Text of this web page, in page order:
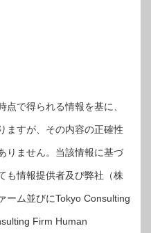
で得られる情報を基に、
ますが、その内容の正確性
りません。当該情報に基づ
も情報提供者及び弊社（株
ーム並びにTokyo Consulting
Firm Human